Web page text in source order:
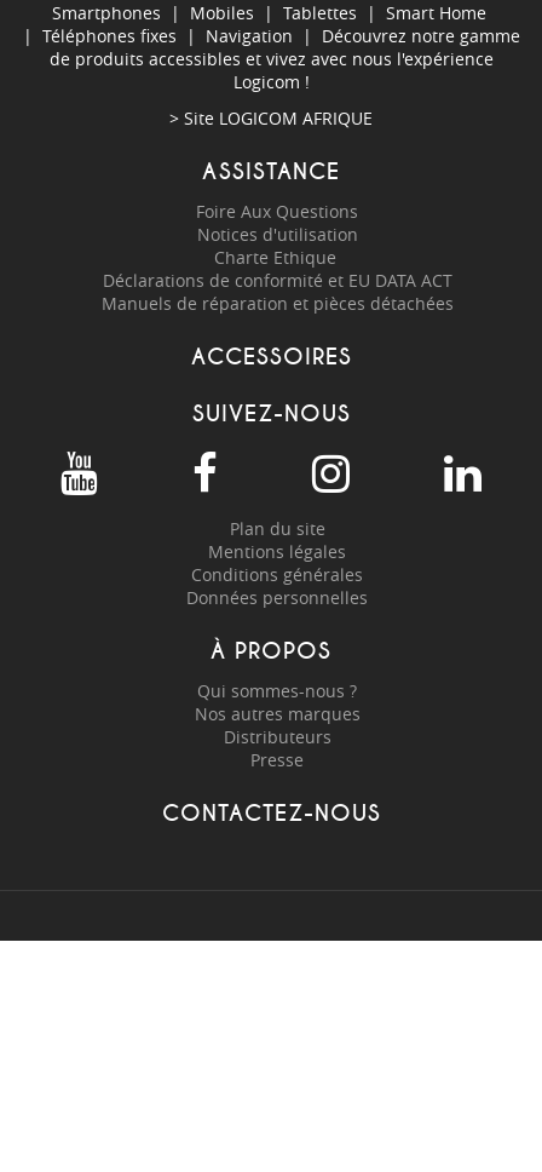
Smartphones | Mobiles | Tablettes | Smart Home
| Téléphones fixes | Navigation | Découvrez notre gamme
de produits accessibles et vivez avec nous l'expérience
Logicom !
> Site LOGICOM AFRIQUE
ASSISTANCE
Foire Aux Questions
Notices d'utilisation
Charte Ethique
Déclarations de conformité et EU DATA ACT
Manuels de réparation et pièces détachées
ACCESSOIRES
SUIVEZ-NOUS
Plan du site
Mentions légales
Conditions générales
Données personnelles
À PROPOS
Qui sommes-nous ?
Nos autres marques
Distributeurs
Presse
CONTACTEZ-NOUS